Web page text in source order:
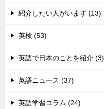
紹介したい人がいます (13)
英検 (53)
英語で日本のことを紹介 (3)
英語ニュース (37)
英語学習コラム (24)